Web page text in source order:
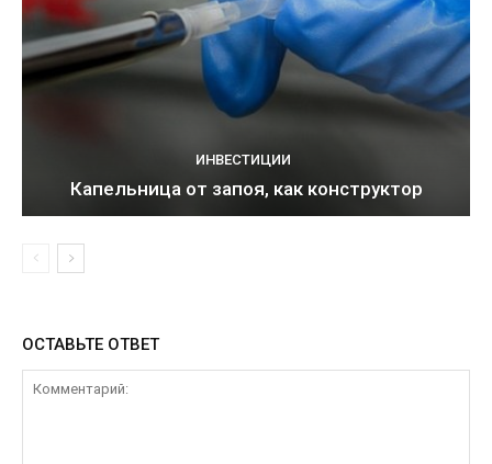
ИНВЕСТИЦИИ
Капельница от запоя, как конструктор
ОСТАВЬТЕ ОТВЕТ